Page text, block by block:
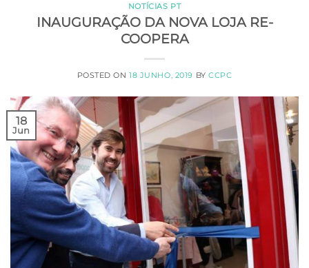
NOTÍCIAS PT
INAUGURAÇÃO DA NOVA LOJA RE-
COOPERA
POSTED ON18 JUNHO, 2019 BYCCPC
18
Jun